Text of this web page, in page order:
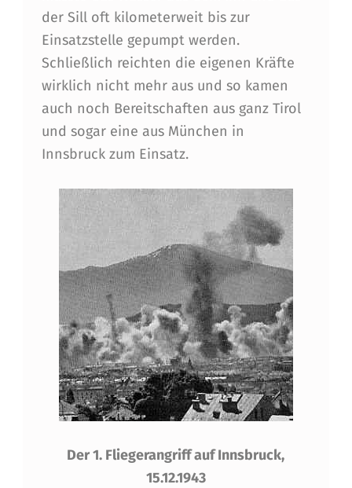
der Sill oft kilometerweit bis zur
Einsatzstelle gepumpt werden.
Schließlich reichten die eigenen Kräfte
wirklich nicht mehr aus und so kamen
auch noch Bereitschaften aus ganz Tirol
und sogar eine aus München in
Innsbruck zum Einsatz.
Der 1. Fliegerangriff auf Innsbruck,
15.12.1943